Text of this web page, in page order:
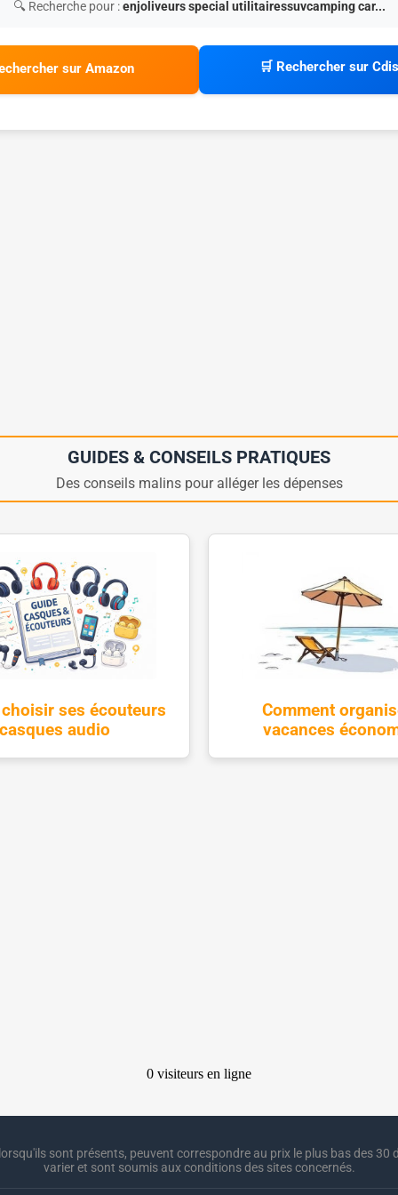
🔍 Recherche pour :enjoliveurs special utilitairessuvcamping car...
sur Amazon 🛒 Rechercher sur
GUIDES & CONSEILS PRATIQUES
Des conseils malins pour alléger les dépenses
ses écouteurs
audio
Comment
vacances
sont présents, peuvent correspondre au prix le plus bas des 30
varier et sont soumis aux conditions des sites concernés.